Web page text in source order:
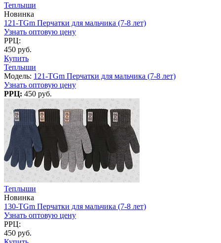
Теплыши
Новинка
121-TGm Перчатки для мальчика (7-8 лет)
Узнать оптовую цену
РРЦ:
450 руб.
Купить
Теплыши
Модель: 121-TGm Перчатки для мальчика (7-8 лет)
Узнать оптовую цену
РРЦ: 450 руб.
Теплыши
Новинка
130-TGm Перчатки для мальчика (7-8 лет)
Узнать оптовую цену
РРЦ:
450 руб.